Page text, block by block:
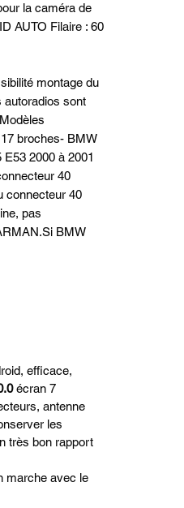
la caméra de
AUTO Filaire : 60
montage du
autoradios sont
broches- BMW
2000 à 2001
40
connecteur 40
pas
BMW
efficace,
écran 7
antenne
les
très bon rapport
marche avec le